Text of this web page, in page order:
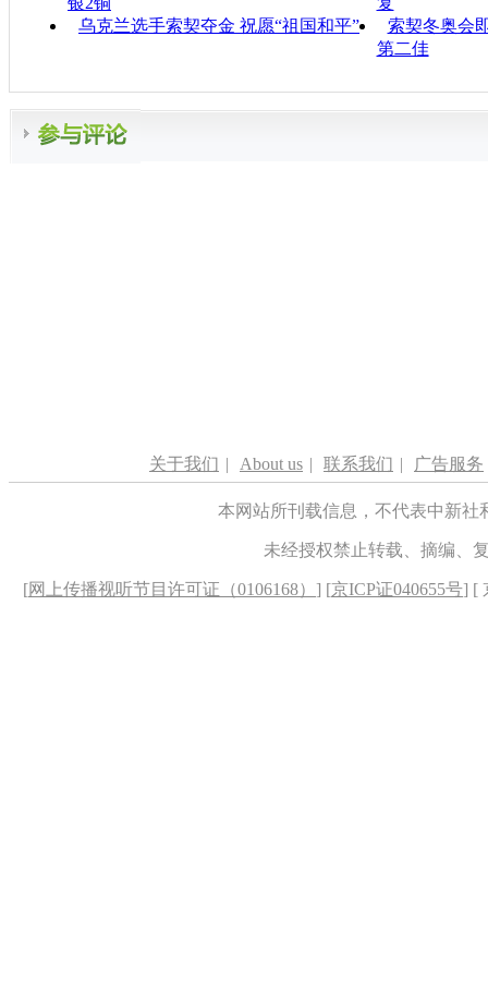
乌克兰选手索契夺金 祝愿“祖国和平”
索契冬奥会
第二佳
关于我们 | About us | 联系我们 | 广告服务
本网站所刊载信息，不代表中新
未经授权禁止转载、摘编、
[网上传播视听节目许可证（0106168） ] [京ICP证040655号] [